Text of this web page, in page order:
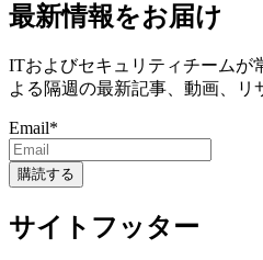
最新情報をお届け
ITおよびセキュリティチームが
よる隔週の最新記事、動画、リ
Email*
サイトフッター